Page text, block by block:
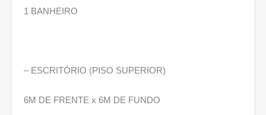
1 BANHEIRO
– ESCRITÓRIO (PISO SUPERIOR)
6M DE FRENTE x 6M DE FUNDO